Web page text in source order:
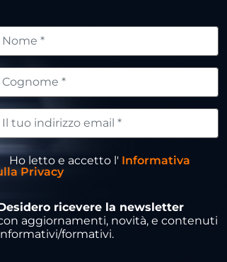
Ho letto e accetto l' Informativa
Privacy
ricevere la newsletter
aggiornamenti, novità, e contenuti
formativi.